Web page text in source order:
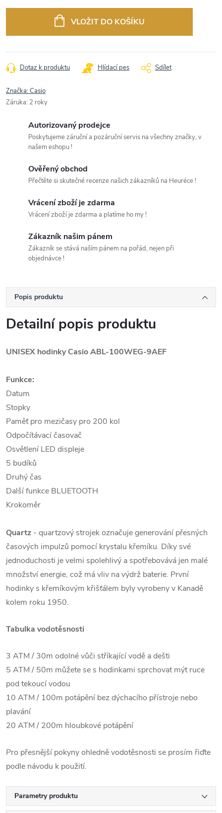
VLOŽIT DO KOŠÍKU
Dotaz k produktu Hlídací pes Sdílet
Značka:Casio
Záruka: 2 roky
Autorizovaný prodejce
Poskytujeme záruční a pozáruční servis na všechny značky, v
našem eshopu !
Ověřený obchod
Přečtěte si skutečné recenze našich zákazníků na Heuréce !
Vrácení zboží je zdarma
Vrácení zboží je zdarma a platíme ho my !
Zákazník našim pánem
Zákazník se stává naším pánem na pořád, nejen při
objednávce !
Popis produktu
Detailní popis produktu
UNISEX hodinky Casio ABL-100WEG-9AEF
Funkce:
Datum
Stopky
Paměť pro mezičasy pro 200 kol
Odpočítávací časovač
Osvětlení LED displeje
5 budíků
Druhý čas
Další funkce BLUETOOTH
Krokoměr
Quartz - quartzový strojek označuje generování přesných
časových impulzů pomocí krystalu křemíku. Díky své
jednoduchosti je velmi spolehlivý a spotřebovává jen malé
množství energie, což má vliv na výdrž baterie. První
hodinky s křemíkovým křišťálem byly vyrobeny v Kanadě
kolem roku 1950.
Tabulka vodotěsnosti
3 ATM / 30m odolné vůči stříkající vodě a dešti
5 ATM / 50m můžete se s hodinkami sprchovat mýt ruce
pod tekoucí vodou
10 ATM / 100m potápění bez dýchacího přístroje nebo
plavání
20 ATM / 200m hloubkové potápění
Pro přesnější pokyny ohledně vodotěsnosti se prosím řiďte
podle návodu k použití.
Parametry produktu